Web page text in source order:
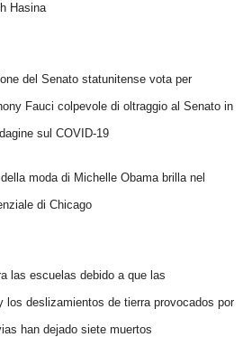
Hasina
del Senato statunitense vota per
Fauci colpevole di oltraggio al Senato in
sul COVID-19
moda di Michelle Obama brilla nel
di Chicago
las escuelas debido a que las
los deslizamientos de tierra provocados por
han dejado siete muertos